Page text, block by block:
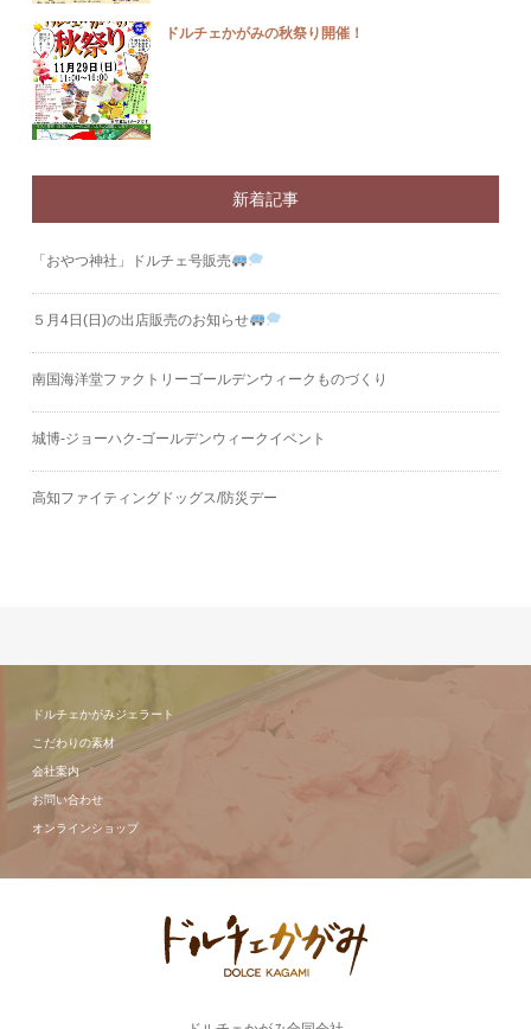
ドルチェかがみの秋祭り開催！
新着記事
「おやつ神社」ドルチェ号販売
５月4日(日)の出店販売のお知らせ
南国海洋堂ファクトリーゴールデンウィークものづくり
城博‐ジョーハク‐ゴールデンウィークイベント
高知ファイティングドッグス/防災デー
ドルチェかがみジェラート
こだわりの素材
会社案内
お問い合わせ
オンラインショップ